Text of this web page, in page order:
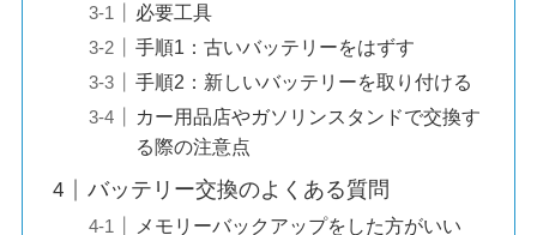
必要工具
手順1：古いバッテリーをはずす
手順2：新しいバッテリーを取り付ける
カー用品店やガソリンスタンドで交換す
る際の注意点
バッテリー交換のよくある質問
メモリーバックアップをした方がいい